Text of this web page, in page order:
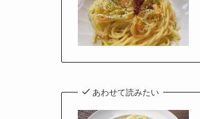
あわせて読みたい